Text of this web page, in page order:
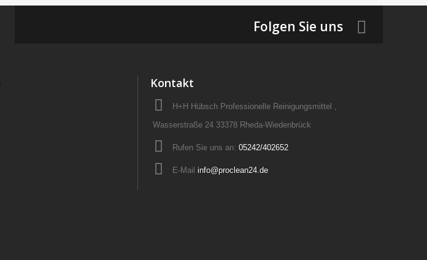
Folgen Sie uns
Kontakt
H+H Hübsch Professionelle Reinigungsmittel ,
Wasserstraße 24 33378 Rheda-Wiedenbrück
Rufen Sie uns an: 05242/402652
E-Mail info@proclean24.de